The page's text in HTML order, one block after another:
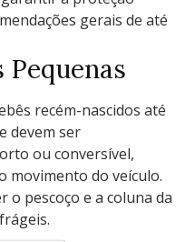
gerais de até
Pequenas
recém-nascidos até
devem ser
ou conversível,
movimento do veículo.
o pescoço e a coluna da